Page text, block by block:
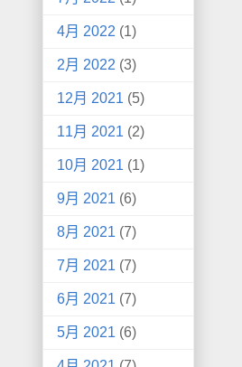
4月 2022 (1)
2月 2022 (3)
12月 2021 (5)
11月 2021 (2)
10月 2021 (1)
9月 2021 (6)
8月 2021 (7)
7月 2021 (7)
6月 2021 (7)
5月 2021 (6)